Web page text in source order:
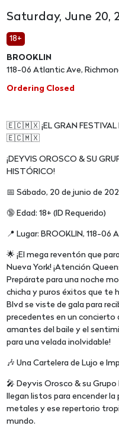
Saturday, June 20,
18+
BROOKLIN
118-06 Atlantic Ave,
Ordering Closed
🇪🇨🇲🇽 ¡EL GRAN FESTIVAL
🇪🇨🇲🇽
¡DEYVIS OROSCO & SU
HISTÓRICO!
📅 Sábado, 20 de junio de
🔞 Edad: 18+ (ID Requerido)
📍 Lugar: BROOKLIN, 118-06
🌟 ¡El mega reventón que
Nueva York! ¡Atención
Prepárate para una noche
chicha y puros éxitos que te
Blvd se viste de gala para
precedentes en un concierto
amantes del baile y el
para una velada inolvidable!
🎶 Una Cartelera de Lujo e
🎤 Deyvis Orosco & su
llegan listos para encender
metales y ese repertorio
mundo.